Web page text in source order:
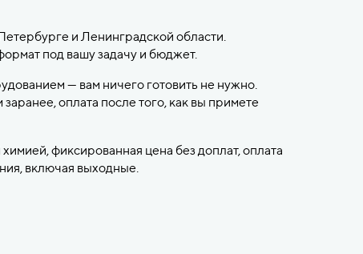
и Ленинградской области.
под вашу задачу и бюджет.
— вам ничего готовить не нужно.
оплата после того, как вы примете
фиксированная цена без доплат, оплата
включая выходные.